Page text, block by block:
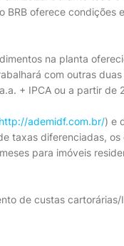
BRB oferece condições
na planta
com outras
+ IPCA ou a partir de
http://ademidf.com.br/) e
taxas diferenciadas, os
para imóveis
de custas